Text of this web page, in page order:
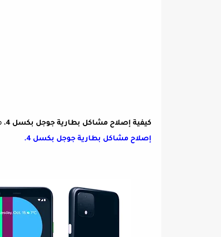
كيفية إصلاح مشاكل بطارية جوجل بكسل 4 ،
إصلاح مشاكل بطارية جوجل بكسل 4.